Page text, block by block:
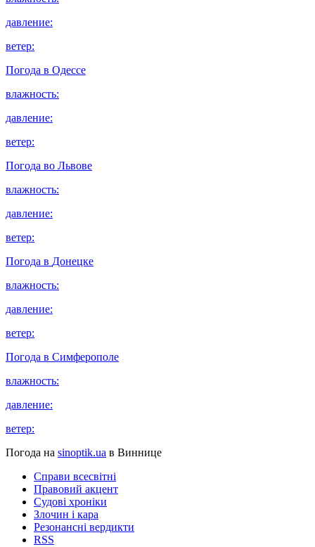
давление:
ветер:
Погода в Одессе
влажность:
давление:
ветер:
Погода во Львове
влажность:
давление:
ветер:
Погода в Донецке
влажность:
давление:
ветер:
Погода в Симферополе
влажность:
давление:
ветер:
Погода на sinoptik.ua в Виннице
Справи всесвітні
Правовий акцент
Судові хроніки
Злочин і кара
Резонансні вердикти
RSS